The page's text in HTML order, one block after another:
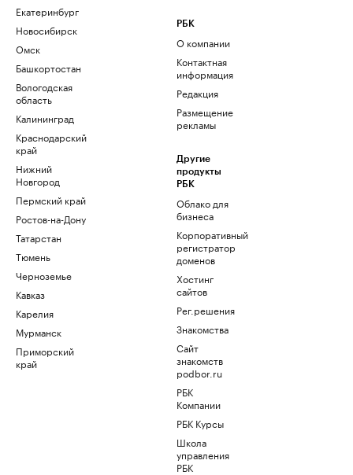
Екатеринбург
Новосибирск
Омск
Башкортостан
Вологодская
область
Калининград
Краснодарский
край
Нижний
Новгород
Пермский край
Ростов-на-Дону
Татарстан
Тюмень
Черноземье
Кавказ
Карелия
Мурманск
Приморский
край
РБК
О компании
Контактная
информация
Редакция
Размещение
рекламы
Другие
продукты
РБК
Облако для
бизнеса
Корпоративный
регистратор
доменов
Хостинг
сайтов
Рег.решения
Знакомства
Сайт
знакомств
podbor.ru
РБК
Компании
РБК Курсы
Школа
управления
РБК